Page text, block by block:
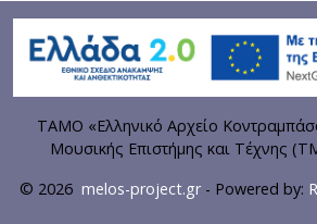
ΤΑΜΟ «Ελληνικό Αρχείο
Μουσικής Επιστήμης και Τέχνης
© 2026 melos-project.gr- Powered by: